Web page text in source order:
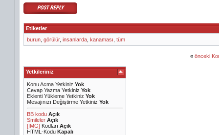
Etiketler
burun görülür, insanlarda kanaması tüm
« önceki
Yetkileriniz
Konu Acma Yetkiniz Yok
Cevap Yazma Yetkiniz Yok
Eklenti Yükleme Yetkiniz Yok
Mesajınızı Değiştirme Yetkiniz Yok
BB kodu Açık
Smileler Açık
[IMG] Kodları Açık
HTML-Kodu Kapalı